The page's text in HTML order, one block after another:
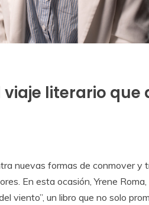
viaje literario que
nuevas formas de conmover y
En esta ocasión, Yrene
viento”, un libro que no solo